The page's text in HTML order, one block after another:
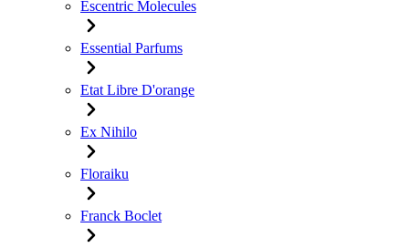
Escentric Molecules
Essential Parfums
Etat Libre D'orange
Ex Nihilo
Floraiku
Franck Boclet